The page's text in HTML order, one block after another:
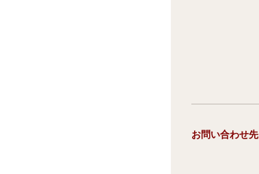
お問い合わせ先